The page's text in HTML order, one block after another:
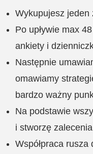
Wykupujesz jeden
Po upływie max
ankiety i
Następnie
omawiamy
bardzo ważny
Na podstawie
i stworzę
Współpraca rusza